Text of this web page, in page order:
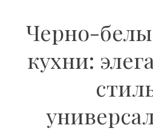
Черно-
кухни: